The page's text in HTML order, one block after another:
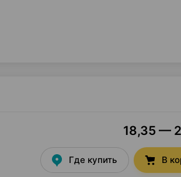
18,35 —
Где купить В